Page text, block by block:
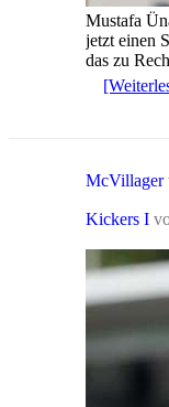
Mustafa
jetzt einen
das zu
McVillager
Kickers I